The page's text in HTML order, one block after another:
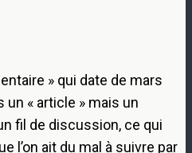
» qui date de mars
un « article » mais un
fil de discussion, ce qui
l’on ait du mal à suivre par